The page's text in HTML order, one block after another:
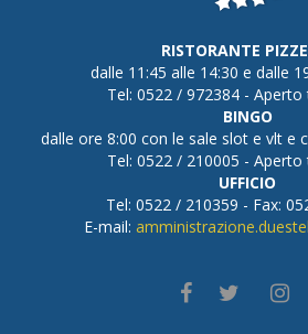
RISTORANTE
dalle 11:45 alle 14:30 e dalle
Tel: 0522 / 972384 -
BINGO
dalle ore 8:00 con le sale slot e vlt e
Tel: 0522 / 210005 -
UFFICIO
Tel: 0522 / 210359 - Fax:
E-mail: